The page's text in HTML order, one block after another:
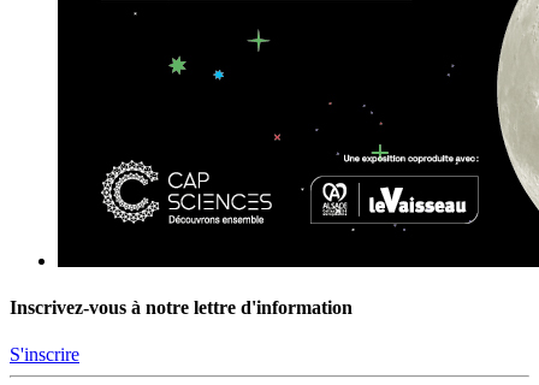
Inscrivez-vous à notre lettre d'information
S'inscrire